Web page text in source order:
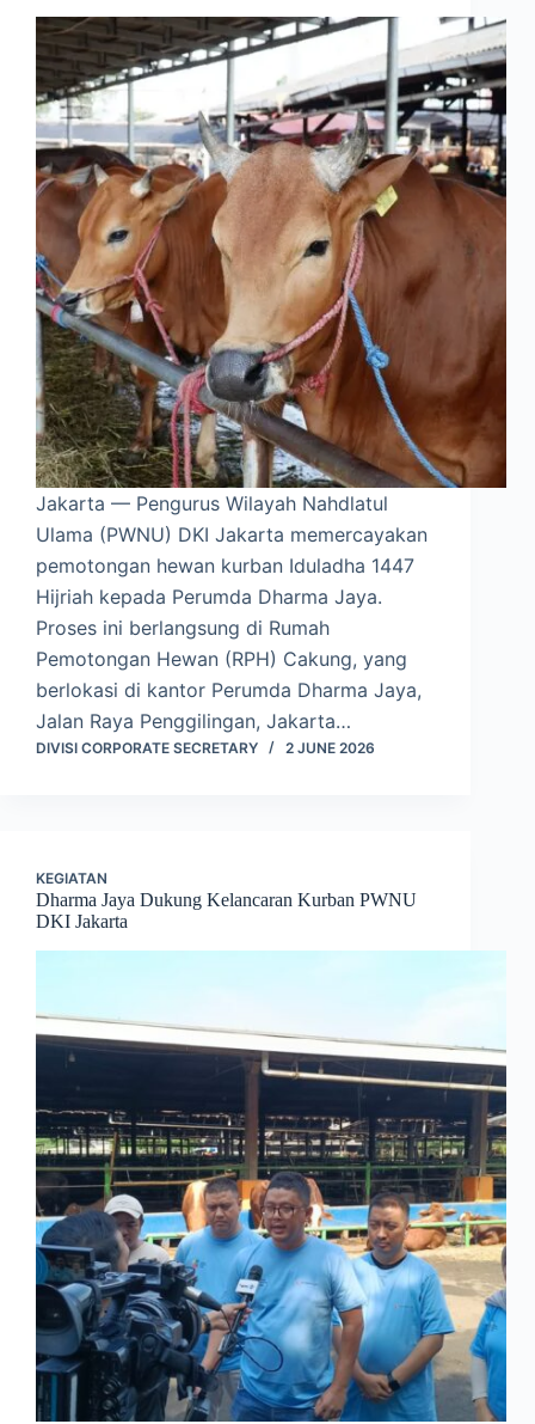
Jakarta — Pengurus Wilayah Nahdlatul
Ulama (PWNU) DKI Jakarta memercayakan
pemotongan hewan kurban Iduladha 1447
Hijriah kepada Perumda Dharma Jaya.
Proses ini berlangsung di Rumah
Pemotongan Hewan (RPH) Cakung, yang
berlokasi di kantor Perumda Dharma Jaya,
Jalan Raya Penggilingan, Jakarta…
DIVISI CORPORATE SECRETARY 2 JUNE 2026
KEGIATAN
Dharma Jaya Dukung Kelancaran Kurban PWNU
DKI Jakarta